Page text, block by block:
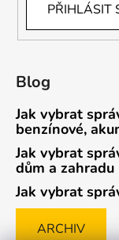
PŘIHLÁSIT
Blog
Jak vybrat
benzínové,
Jak vybrat
dům a zahradu
Jak vybrat
ARCHIV